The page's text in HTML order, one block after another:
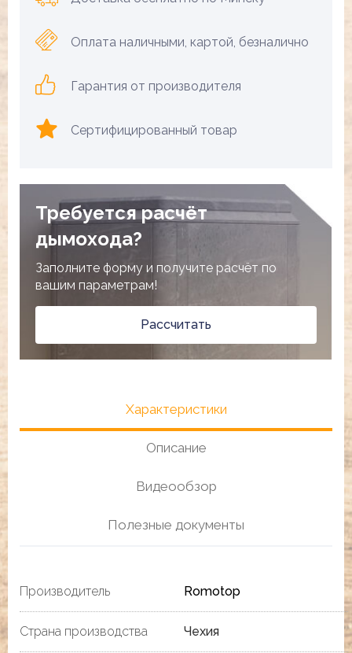
Оплата наличными, картой, безналично
Гарантия от производителя
Сертифицированный товар
Требуется расчёт
дымохода?
Заполните форму и получите расчёт по
вашим параметрам!
Рассчитать
Характеристики
Описание
Видеообзор
Полезные документы
Производитель Romotop
Страна производства Чехия